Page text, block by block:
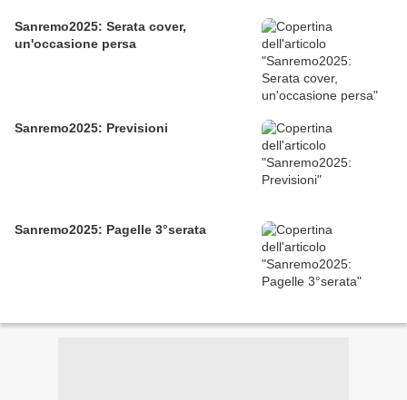
Sanremo2025: Serata cover,
un'occasione persa
Sanremo2025: Previsioni
Sanremo2025: Pagelle 3°serata